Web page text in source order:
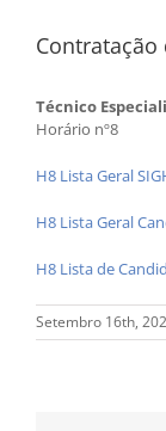
Contratação
Técnico
Horário nº8
H8 Lista Geral
H8 Lista Geral
H8 Lista de
Setembro 16th,